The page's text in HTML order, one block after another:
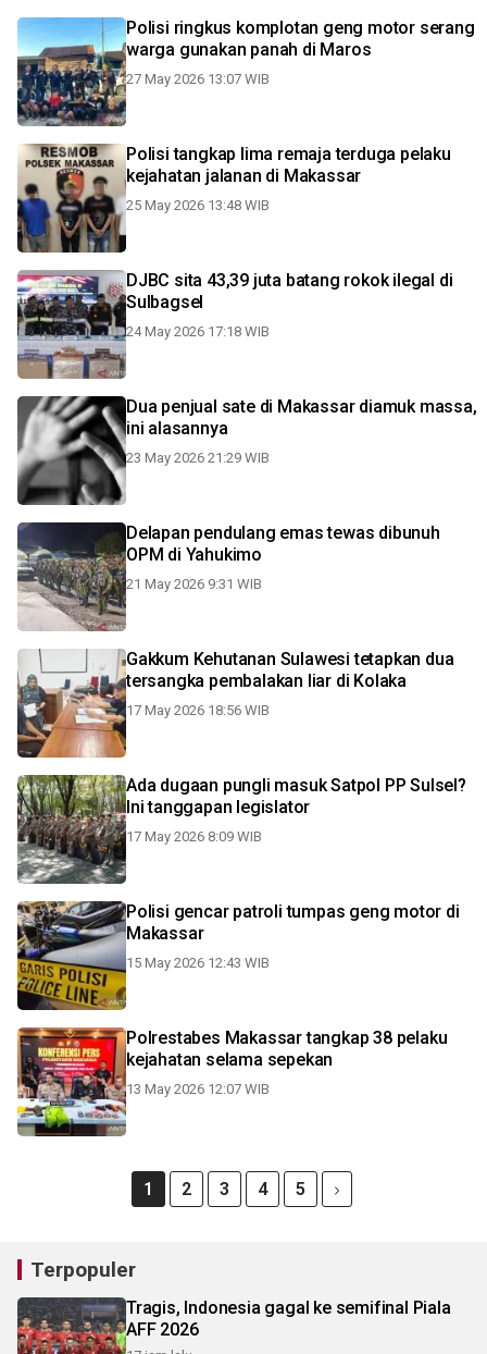
Polisi ringkus komplotan geng motor serang
warga gunakan panah di Maros
27 May 2026 13:07 WIB
Polisi tangkap lima remaja terduga pelaku
kejahatan jalanan di Makassar
25 May 2026 13:48 WIB
DJBC sita 43,39 juta batang rokok ilegal di
Sulbagsel
24 May 2026 17:18 WIB
Dua penjual sate di Makassar diamuk massa,
ini alasannya
23 May 2026 21:29 WIB
Delapan pendulang emas tewas dibunuh
OPM di Yahukimo
21 May 2026 9:31 WIB
Gakkum Kehutanan Sulawesi tetapkan dua
tersangka pembalakan liar di Kolaka
17 May 2026 18:56 WIB
Ada dugaan pungli masuk Satpol PP Sulsel?
Ini tanggapan legislator
17 May 2026 8:09 WIB
Polisi gencar patroli tumpas geng motor di
Makassar
15 May 2026 12:43 WIB
Polrestabes Makassar tangkap 38 pelaku
kejahatan selama sepekan
13 May 2026 12:07 WIB
1 2 3 4 5
Terpopuler
Tragis, Indonesia gagal ke semifinal Piala
AFF 2026